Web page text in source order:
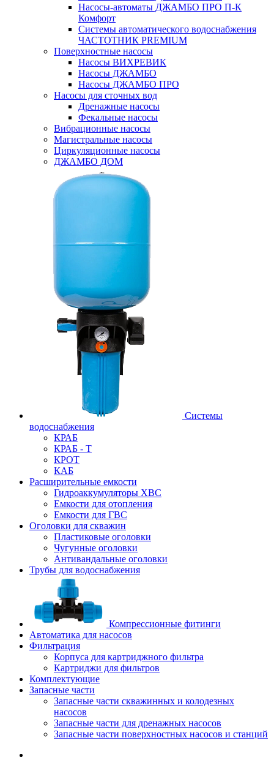
Насосы-автоматы ДЖАМБО ПРО П-К
Комфорт
Системы автоматического водоснабжения
ЧАСТОТНИК PREMIUM
Поверхностные насосы
Насосы ВИХРЕВИК
Насосы ДЖАМБО
Насосы ДЖАМБО ПРО
Насосы для сточных вод
Дренажные насосы
Фекальные насосы
Вибрационные насосы
Магистральные насосы
Циркуляционные насосы
ДЖАМБО ДОМ
Системы
водоснабжения
КРАБ
КРАБ - Т
КРОТ
КАБ
Расширительные емкости
Гидроаккумуляторы ХВС
Емкости для отопления
Емкости для ГВС
Оголовки для скважин
Пластиковые оголовки
Чугунные оголовки
Антивандальные оголовки
Трубы для водоснабжения
Компрессионные фитинги
Автоматика для насосов
Фильтрация
Корпуса для картриджного фильтра
Картриджи для фильтров
Комплектующие
Запасные части
Запасные части скважинных и колодезных
насосов
Запасные части для дренажных насосов
Запасные части поверхностных насосов и станций